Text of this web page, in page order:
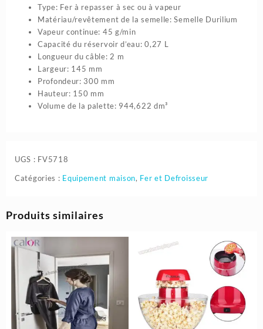
Type: Fer à repasser à sec ou à vapeur
Matériau/revêtement de la semelle: Semelle Durilium
Vapeur continue: 45 g/min
Capacité du réservoir d’eau: 0,27 L
Longueur du câble: 2 m
Largeur: 145 mm
Profondeur: 300 mm
Hauteur: 150 mm
Volume de la palette: 944,622 dm³
UGS : FV5718
Catégories : Equipement maison, Fer et Defroisseur
Produits similaires